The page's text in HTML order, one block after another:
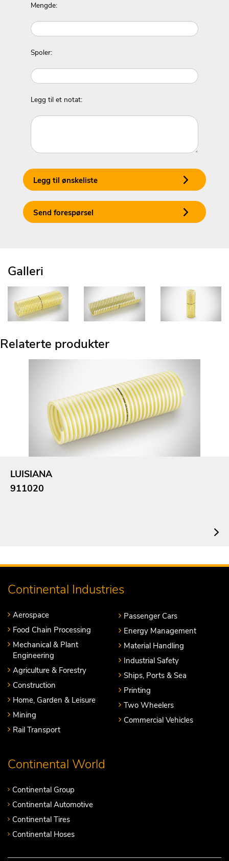
Mengde:
Spoler:
Legg til et notat:
Legg til ønskeliste
Send forespørsel
Galleri
Relaterte produkter
LUISIANA
911020
Continental Industries
Aerospace
Food Chain Processing
Mechanical & Plant
Engineering
Agriculture & Forestry
Construction
Home, Garden & Leisure
Mining
Rail Transport
Passenger Cars
Energy Management
Material Handling
Industrial Safety
Ships, Ports & Sea
Printing
Two Wheelers
Commercial Vehicles
Continental World
Continental Group
Continental Automotive
Continental Tires
Continental Hoses